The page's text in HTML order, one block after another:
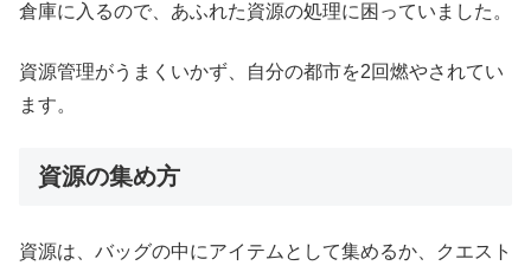
倉庫に入るので、あふれた資源の処理に困っていました。
資源管理がうまくいかず、自分の都市を2回燃やされてい
ます。
資源の集め方
資源は、バッグの中にアイテムとして集めるか、クエスト